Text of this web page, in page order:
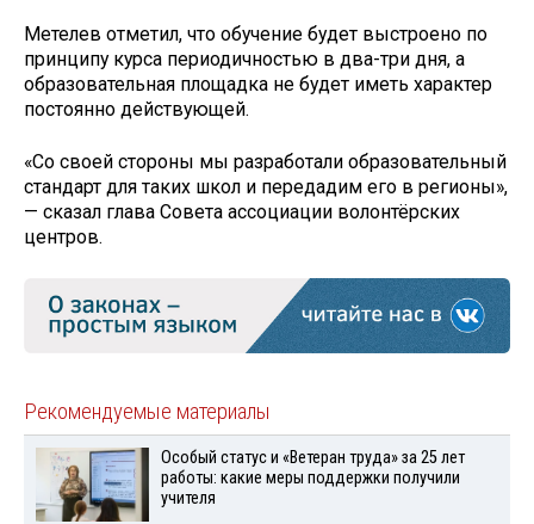
Метелев отметил, что обучение будет выстроено по
принципу курса периодичностью в два-три дня, а
образовательная площадка не будет иметь характер
постоянно действующей.
«Со своей стороны мы разработали образовательный
стандарт для таких школ и передадим его в регионы»,
— сказал глава Совета ассоциации волонтёрских
центров.
Рекомендуемые материалы
Особый статус и «Ветеран труда» за 25 лет
работы: какие меры поддержки получили
учителя